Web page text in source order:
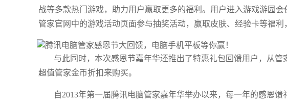
战等多款热门游戏，助力用户赢取更多的福利。用户进入游戏游园
管家官网中的游戏活动页面参与抽奖活动，赢取皮肤、经验卡等福利
与此同时，本次感恩节嘉年华还推出了特惠礼包回馈用户，从
超值管家金币折扣来购买。
自2013年第一届腾讯电脑管家嘉年华举办以来，每一年的感恩